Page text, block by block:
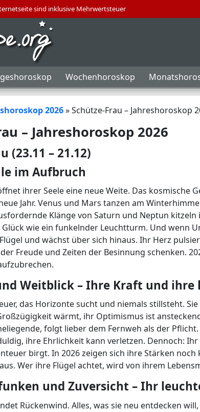
sind inklusive Mehrwertsteuer
Wochenhoroskop
2026»Schütze-Frau – Jahreshoroskop
– Jahreshoroskop 2026
(23.11 – 21.12)
im Aufbruch
ihrer Seele eine neue Weite. Das kosmische
Jahr. Venus und Mars tanzen am
Klänge von Saturn und Neptun
wie ein funkelnder Leuchtturm. Und wenn
und wächst über sich hinaus. Ihr Herz
Freude und Zeiten der Besinnung schenken.
Weitblick – Ihre Kraft und ihre
das Horizonte sucht und niemals stillsteht.
wärmt, ihr Optimismus ist
folgt lieber dem Fernweh als der
ihre Ehrlichkeit kann verletzen. Dennoch:
birgt. In 2026 zeigen sich ihre Stärken
Wer ihre Flügel achtet, wird von ihrem
und Zuversicht – Ihr
Rückenwind. Alles, was sie neu entdecken